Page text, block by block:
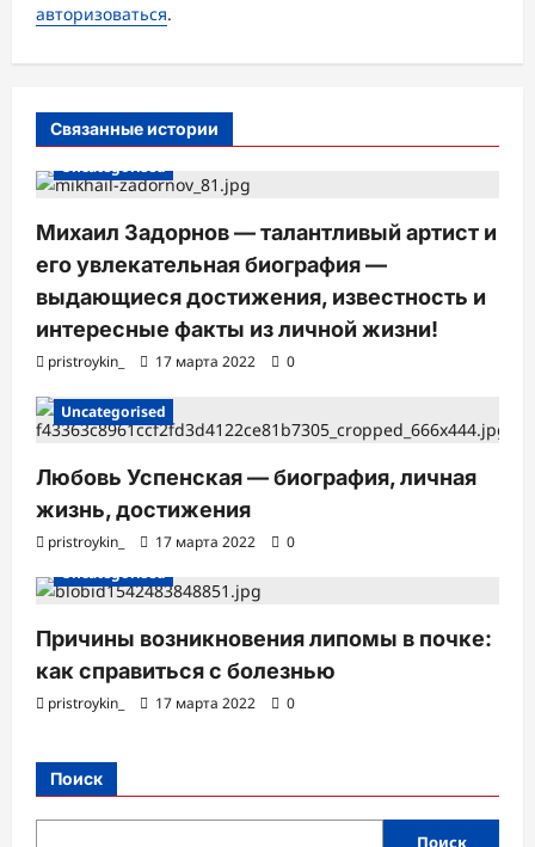
а
и
авторизоваться.
Связанные истории
Uncategorised
Михаил Задорнов — талантливый артист и
его увлекательная биография —
выдающиеся достижения, известность и
интересные факты из личной жизни!
pristroykin_ 17 марта 2022 0
Uncategorised
Любовь Успенская — биография, личная
жизнь, достижения
pristroykin_ 17 марта 2022
0
Uncategorised
Причины возникновения липомы в почке:
как справиться с болезнью
pristroykin_ 17 марта 2022 0
Поиск
Поиск